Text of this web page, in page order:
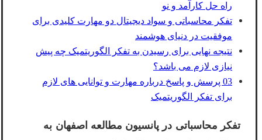
راه ‌حل‌ کارآمد و نو
تفکر محاسباتی و سواد دیجیتال دو مهارت کلیدی برای
موفقیت در دنیای هوشمند
نتیجه نهایی برای رسیدن به تفکر الگوریتمیک چه پیش
نیازی لازم می باشد؟
03 پرسش و پاسخ درباره مهارت و توانایی های لازم
برای تفکر الگوریتمیک
تفکر محاسباتی در پانسیون مطالعه اصفهان به